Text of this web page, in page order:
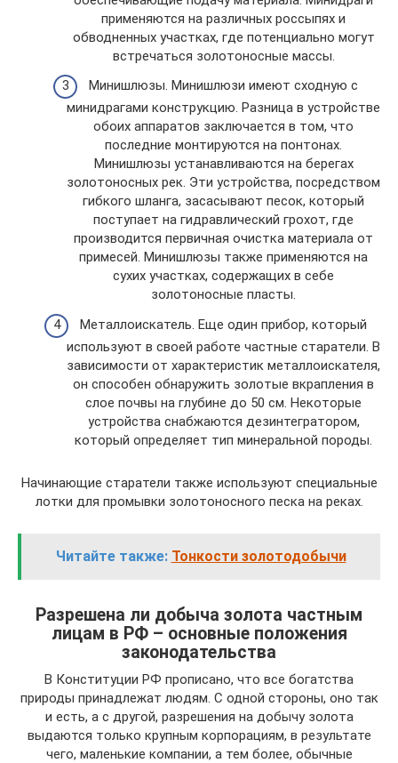
применяются на различных россыпях и
обводненных участках, где потенциально могут
встречаться золотоносные массы.
Минишлюзы. Минишлюзи имеют сходную с
минидрагами конструкцию. Разница в устройстве
обоих аппаратов заключается в том, что
последние монтируются на понтонах.
Минишлюзы устанавливаются на берегах
золотоносных рек. Эти устройства, посредством
гибкого шланга, засасывают песок, который
поступает на гидравлический грохот, где
производится первичная очистка материала от
примесей. Минишлюзы также применяются на
сухих участках, содержащих в себе
золотоносные пласты.
Металлоискатель. Еще один прибор, который
используют в своей работе частные старатели. В
зависимости от характеристик металлоискателя,
он способен обнаружить золотые вкрапления в
слое почвы на глубине до 50 см. Некоторые
устройства снабжаются дезинтегратором,
который определяет тип минеральной породы.
Начинающие старатели также используют специальные
лотки для промывки золотоносного песка на реках.
Читайте также: Тонкости золотодобычи
Разрешена ли добыча золота частным
лицам в РФ – основные положения
законодательства
В Конституции РФ прописано, что все богатства
природы принадлежат людям. С одной стороны, оно так
и есть, а с другой, разрешения на добычу золота
выдаются только крупным корпорациям, в результате
чего, маленькие компании, а тем более, обычные